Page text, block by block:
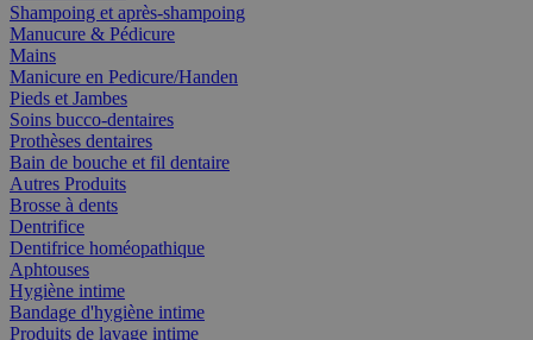
Shampoing et après-shampoing
Manucure & Pédicure
Mains
Manicure en Pedicure/Handen
Pieds et Jambes
Soins bucco-dentaires
Prothèses dentaires
Bain de bouche et fil dentaire
Autres Produits
Brosse à dents
Dentrifice
Dentifrice homéopathique
Aphtouses
Hygiène intime
Bandage d'hygiène intime
Produits de lavage intime